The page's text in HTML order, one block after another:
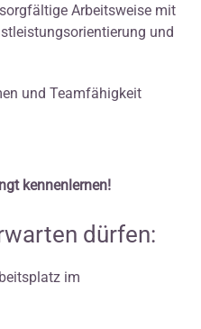
Arbeitsweise mit
und
und Teamfähigkeit
kennenlernen!
dürfen:
im